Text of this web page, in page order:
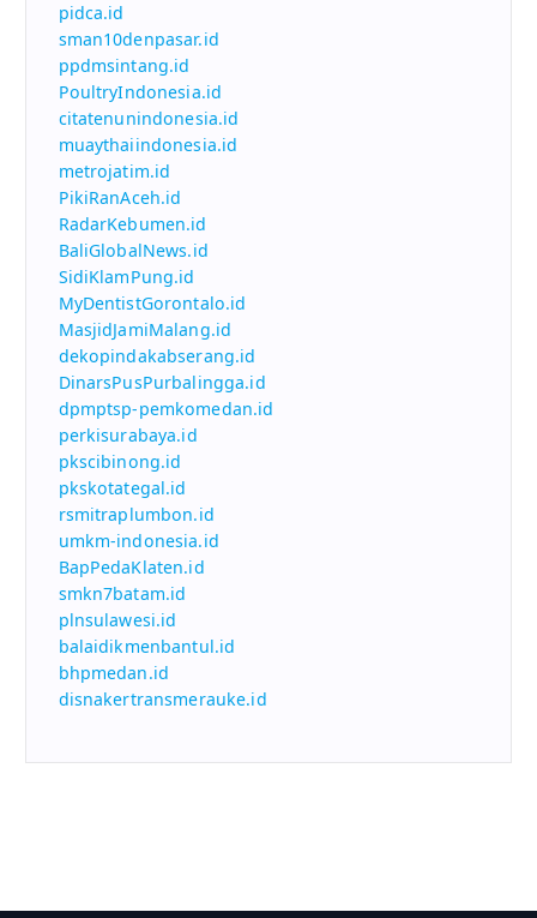
pidca.id
sman10denpasar.id
ppdmsintang.id
PoultryIndonesia.id
citatenunindonesia.id
muaythaiindonesia.id
metrojatim.id
PikiRanAceh.id
RadarKebumen.id
BaliGlobalNews.id
SidiKlamPung.id
MyDentistGorontalo.id
MasjidJamiMalang.id
dekopindakabserang.id
DinarsPusPurbalingga.id
dpmptsp-pemkomedan.id
perkisurabaya.id
pkscibinong.id
pkskotategal.id
rsmitraplumbon.id
umkm-indonesia.id
BapPedaKlaten.id
smkn7batam.id
plnsulawesi.id
balaidikmenbantul.id
bhpmedan.id
disnakertransmerauke.id